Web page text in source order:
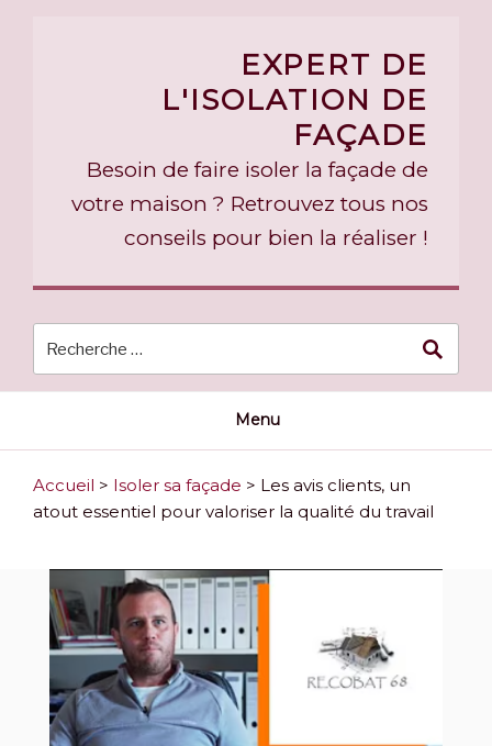
EXPERT DE
L'ISOLATION DE
FAÇADE
Besoin de faire isoler la façade de
votre maison ? Retrouvez tous nos
conseils pour bien la réaliser !
Menu
Accueil > Isoler sa façade > Les avis clients, un
atout essentiel pour valoriser la qualité du travail